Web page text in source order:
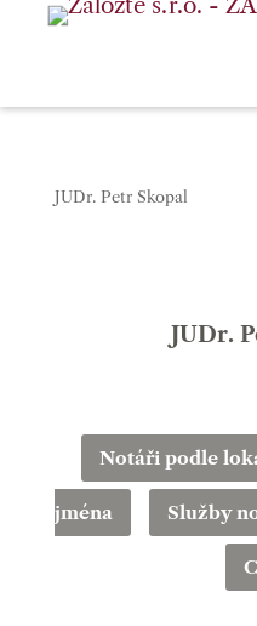
JUDr. Petr Skopal
JUDr.
Notáři podle
jména Služby